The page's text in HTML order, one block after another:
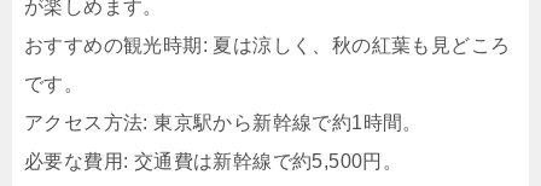
が楽しめます。​
おすすめの観光時期: 夏は涼しく、秋の紅葉も見どころ
です。​
アクセス方法: 東京駅から新幹線で約1時間。​
必要な費用: 交通費は新幹線で約5,500円。​